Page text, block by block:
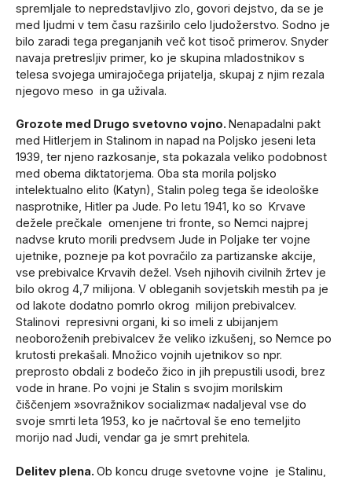
spremljale to nepredstavljivo zlo, govori dejstvo, da se je
med ljudmi v tem času razširilo celo ljudožerstvo. Sodno je
bilo zaradi tega preganjanih več kot tisoč primerov. Snyder
navaja pretresljiv primer, ko je skupina mladostnikov s
telesa svojega umirajočega prijatelja, skupaj z njim rezala
njegovo meso in ga uživala.
Grozote med Drugo svetovno vojno. Nenapadalni pakt
med Hitlerjem in Stalinom in napad na Poljsko jeseni leta
1939, ter njeno razkosanje, sta pokazala veliko podobnost
med obema diktatorjema. Oba sta morila poljsko
intelektualno elito (Katyn), Stalin poleg tega še ideološke
nasprotnike, Hitler pa Jude. Po letu 1941, ko so Krvave
dežele prečkale omenjene tri fronte, so Nemci najprej
nadvse kruto morili predvsem Jude in Poljake ter vojne
ujetnike, pozneje pa kot povračilo za partizanske akcije,
vse prebivalce Krvavih dežel. Vseh njihovih civilnih žrtev je
bilo okrog 4,7 milijona. V obleganih sovjetskih mestih pa je
od lakote dodatno pomrlo okrog milijon prebivalcev.
Stalinovi represivni organi, ki so imeli z ubijanjem
neoboroženih prebivalcev že veliko izkušenj, so Nemce po
krutosti prekašali. Množico vojnih ujetnikov so npr.
preprosto obdali z bodečo žico in jih prepustili usodi, brez
vode in hrane. Po vojni je Stalin s svojim morilskim
čiščenjem »sovražnikov socializma« nadaljeval vse do
svoje smrti leta 1953, ko je načrtoval še eno temeljito
morijo nad Judi, vendar ga je smrt prehitela.
Delitev plena. Ob koncu druge svetovne vojne je Stalinu,